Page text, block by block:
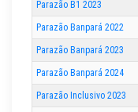
Parazão B1 2023
Parazão Banpará 2022
Parazão Banpará 2023
Parazão Banpará 2024
Parazão Inclusivo 2023